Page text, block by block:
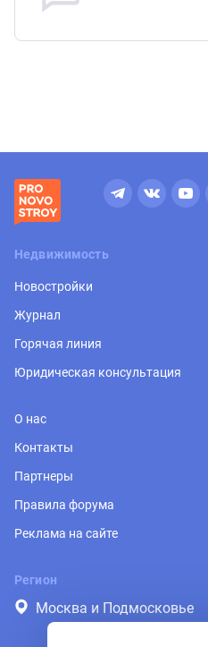
Недвижимость
Новостройки
Журнал
Горячая линия
Юридическая консультация
О нас
Контакты
Партнеры
Правила форума
Реклама на сайте
Регион
Москва и Подмосковье